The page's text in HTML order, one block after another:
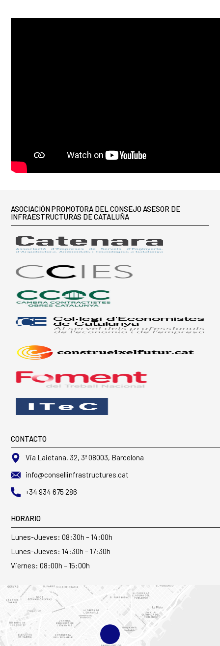
ASOCIACIÓN PROMOTORA DEL CONSEJO ASESOR DE
INFRAESTRUCTURAS DE CATALUÑA
CONTACTO
Via Laietana, 32, 3ª 08003, Barcelona
info@consellinfrastructures.cat
+34 934 675 286
HORARIO
Lunes-Jueves: 08:30h – 14:00h
Lunes-Jueves: 14:30h – 17:30h
Viernes: 08:00h – 15:00h